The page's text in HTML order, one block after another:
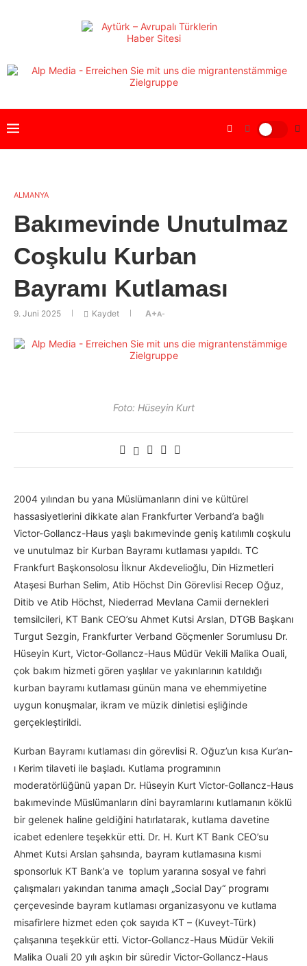
ALMANYA
Bakımevinde Unutulmaz
Coşkulu Kurban
Bayramı Kutlaması
9. Juni 2025 Kaydet A+A-
Foto: Hüseyin Kurt
2004 yılından bu yana Müslümanların dini ve kültürel
hassasiyetlerini dikkate alan Frankfurter Verband’a bağlı
Victor-Gollancz-Haus yaşlı bakımevinde geniş katılımlı coşkulu
ve unutulmaz bir Kurban Bayramı kutlaması yapıldı. TC
Frankfurt Başkonsolosu İlknur Akdevelioğlu, Din Hizmetleri
Ataşesi Burhan Selim, Atib Höchst Din Görevlisi Recep Oğuz,
Ditib ve Atib Höchst, Niederrad Mevlana Camii dernekleri
temsilcileri, KT Bank CEO’su Ahmet Kutsi Arslan, DTGB Başkanı
Turgut Sezgin, Frankfurter Verband Göçmenler Sorumlusu Dr.
Hüseyin Kurt, Victor-Gollancz-Haus Müdür Vekili Malika Ouali,
çok bakım hizmeti gören yaşlılar ve yakınlarının katıldığı
kurban bayramı kutlaması günün mana ve ehemmiyetine
uygun konuşmalar, ikram ve müzik dinletisi eşliğinde
gerçekleştirildi.
Kurban Bayramı kutlaması din görevlisi R. Oğuz’un kısa Kur’an-
ı Kerim tilaveti ile başladı. Kutlama programının
moderatörlüğünü yapan Dr. Hüseyin Kurt Victor-Gollancz-Haus
bakımevinde Müslümanların dini bayramlarını kutlamanın köklü
bir gelenek haline geldiğini hatırlatarak, kutlama davetine
icabet edenlere teşekkür etti. Dr. H. Kurt KT Bank CEO’su
Ahmet Kutsi Arslan şahsında, bayram kutlamasına kısmi
sponsorluk KT Bank’a ve toplum yararına sosyal ve fahri
çalışmaları yakından tanıma amaçlı „Social Day“ programı
çerçevesinde bayram kutlaması organizasyonu ve kutlama
misafirlere hizmet eden çok sayıda KT – (Kuveyt-Türk)
çalışanına teşekkür etti. Victor-Gollancz-Haus Müdür Vekili
Malika Ouali 20 yılı aşkın bir süredir Victor-Gollancz-Haus